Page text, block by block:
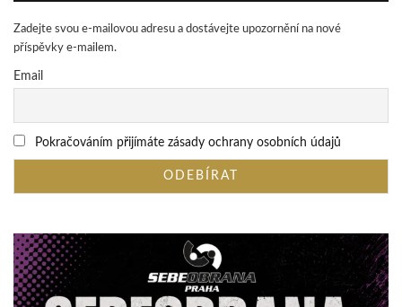
Zadejte svou e-mailovou adresu a dostávejte upozornění na nové
příspěvky e-mailem.
Email
Pokračováním přijímáte zásady ochrany osobních údajů